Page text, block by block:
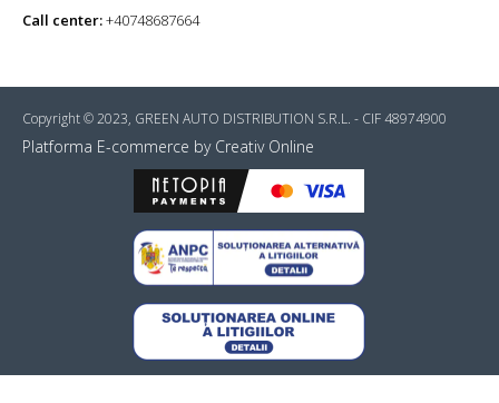
Call center:+40748687664
Copyright © 2023, GREEN AUTO DISTRIBUTION S.R.L. - CIF 48974900
Platforma E-commerce by Creativ Online